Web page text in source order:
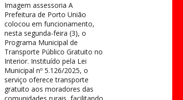
Imagem assessoria A
Prefeitura de Porto União
colocou em funcionamento,
nesta segunda-feira (3), o
Programa Municipal de
Transporte Público Gratuito no
Interior. Instituído pela Lei
Municipal nº 5.126/2025, o
serviço oferece transporte
gratuito aos moradores das